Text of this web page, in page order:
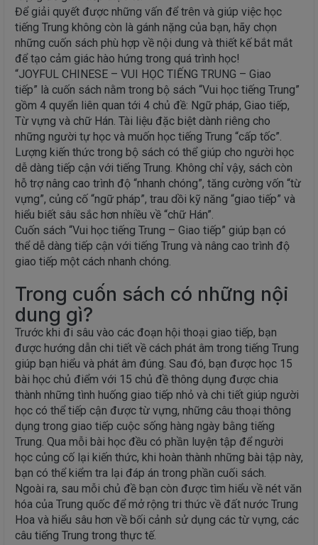
Để giải quyết được những vấn để trên và giúp việc học
tiếng Trung không còn là gánh nặng của bạn, hãy chọn
những cuốn sách phù hợp về nội dung và thiết kế bắt mắt
để tạo cảm giác hào hứng trong quá trình học!
“JOYFUL CHINESE – VUI HỌC TIẾNG TRUNG – Giao
tiếp” là cuốn sách nằm trong bộ sách “Vui học tiếng Trung”
gồm 4 quyển liên quan tới 4 chủ đề: Ngữ pháp, Giao tiếp,
Từ vựng và chữ Hán. Tài liệu đặc biệt dành riêng cho
những người tự học và muốn học tiếng Trung “cấp tốc”.
Lượng kiến thức trong bộ sách có thể giúp cho người học
dễ dàng tiếp cận với tiếng Trung. Không chỉ vậy, sách còn
hỗ trợ nâng cao trình độ “nhanh chóng”, tăng cường vốn “từ
vựng”, củng cố “ngữ pháp”, trau dồi kỹ năng “giao tiếp” và
hiểu biết sâu sắc hơn nhiều về “chữ Hán”.
Cuốn sách “Vui học tiếng Trung – Giao tiếp” giúp bạn có
thể dễ dàng tiếp cận với tiếng Trung và nâng cao trình độ
giao tiếp một cách nhanh chóng.
Trong cuốn sách có những nội
dung gì?
Trước khi đi sâu vào các đoạn hội thoại giao tiếp, bạn
được hướng dẫn chi tiết về cách phát âm trong tiếng Trung
giúp bạn hiểu và phát âm đúng. Sau đó, bạn được học 15
bài học chủ điểm với 15 chủ đề thông dụng được chia
thành những tình huống giao tiếp nhỏ và chi tiết giúp người
học có thể tiếp cận được từ vựng, những câu thoại thông
dụng trong giao tiếp cuộc sống hàng ngày bằng tiếng
Trung. Qua mỗi bài học đều có phần luyện tập để người
học củng cố lại kiến thức, khi hoàn thành những bài tập này,
bạn có thể kiểm tra lại đáp án trong phần cuối sách.
Ngoài ra, sau mỗi chủ đề bạn còn được tìm hiểu về nét văn
hóa của Trung quốc để mở rộng tri thức về đất nước Trung
Hoa và hiểu sâu hơn về bối cảnh sử dụng các từ vựng, các
câu tiếng Trung trong thực tế.